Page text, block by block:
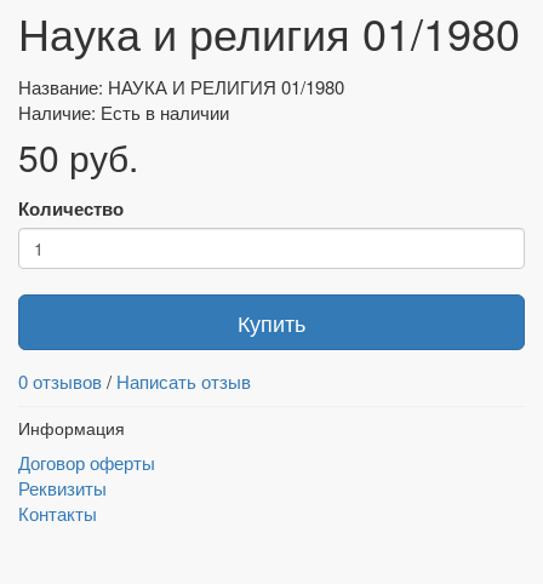
Наука и религия 01/1980
Название: НАУКА И РЕЛИГИЯ 01/1980
Наличие: Есть в наличии
50 руб.
Количество
Купить
0 отзывов/ Написать отзыв
Информация
Договор оферты
Реквизиты
Контакты